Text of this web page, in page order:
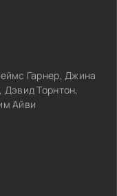
Гарнер, Джина
Торнтон,
Айви